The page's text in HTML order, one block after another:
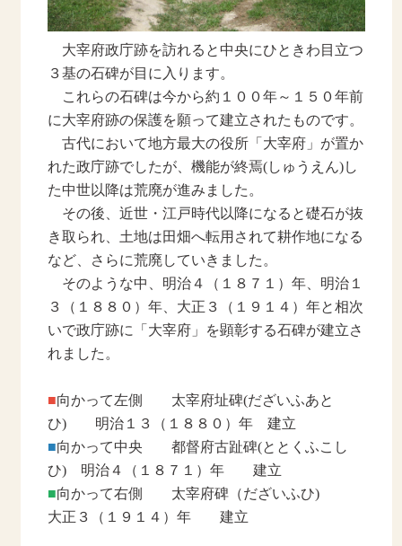
大宰府政庁跡を訪れると中央にひときわ目立つ
３基の石碑が目に入ります。
これらの石碑は今から約１００年～１５０年前
に大宰府跡の保護を願って建立されたものです。
古代において地方最大の役所「大宰府」が置か
れた政庁跡でしたが、機能が終焉(しゅうえん)し
た中世以降は荒廃が進みました。
その後、近世・江戸時代以降になると礎石が抜
き取られ、土地は田畑へ転用されて耕作地になる
など、さらに荒廃していきました。
そのような中、明治４（１８７１）年、明治１
３（１８８０）年、大正３（１９１４）年と相次
いで政庁跡に「大宰府」を顕彰する石碑が建立さ
れました。
■向かって左側 太宰府址碑(だざいふあと
ひ) 明治１３（１８８０）年 建立
■向かって中央 都督府古趾碑(ととくふこし
ひ) 明治４（１８７１）年 建立
■向かって右側 太宰府碑（だざいふひ)
大正３（１９１４）年 建立